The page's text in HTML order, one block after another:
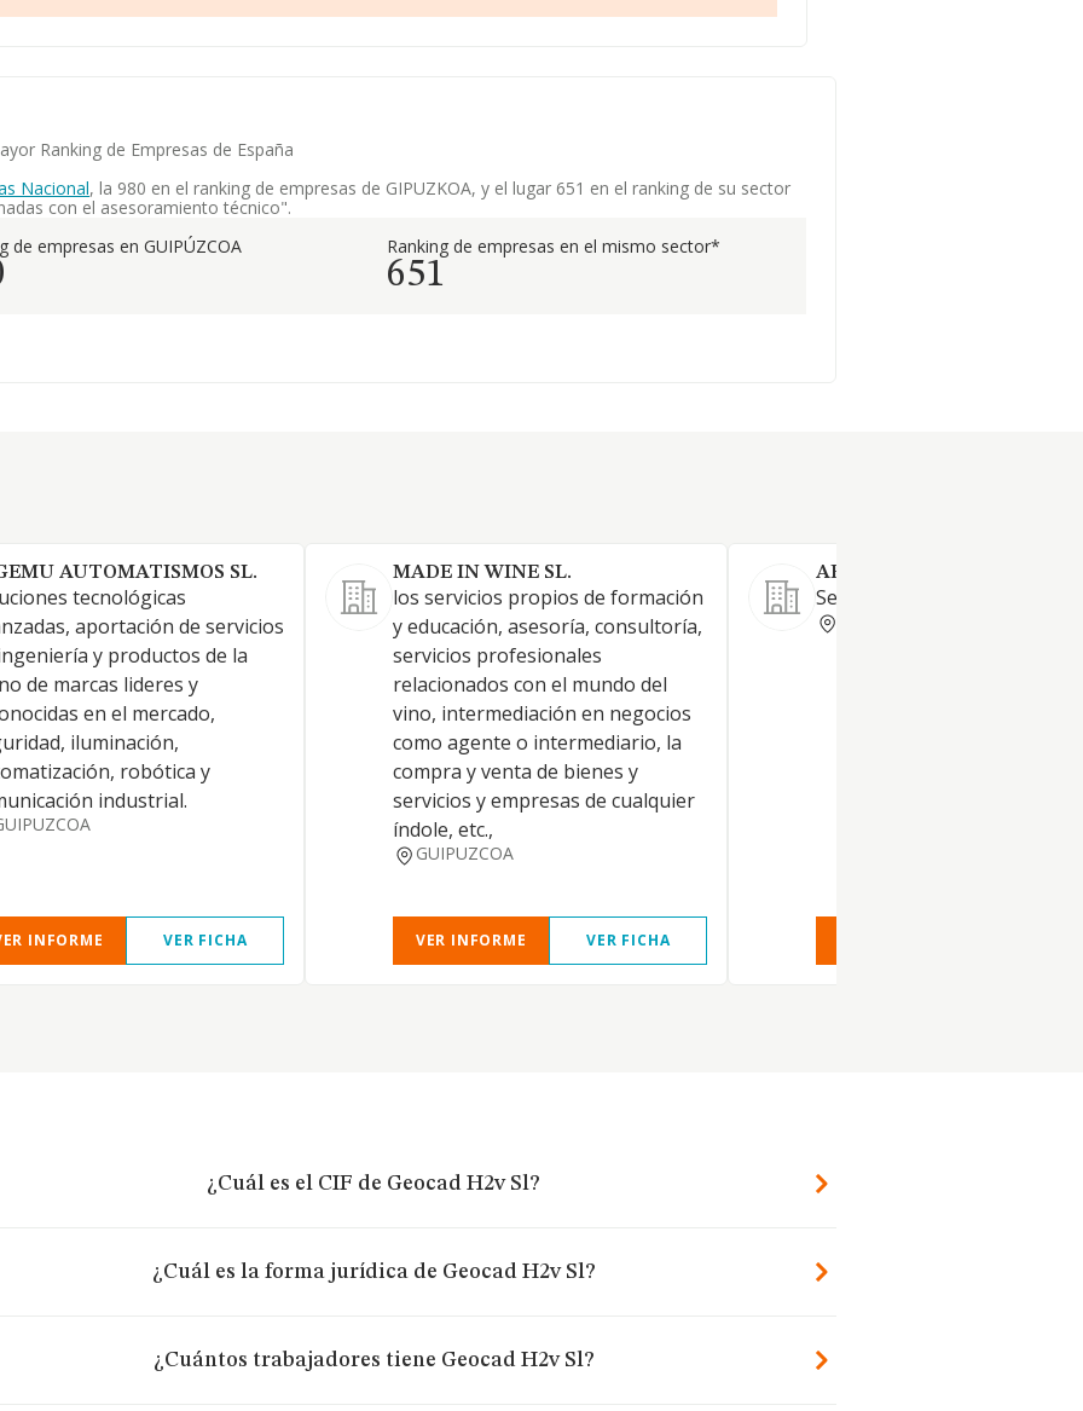
Ranking de Empresas de España
Nacional, la 980 en el ranking de empresas de GIPUZKOA, y el lugar 651 en el ranking de su sector
con el asesoramiento técnico".
de empresas en GUIPÚZCOA Ranking de empresas en el mismo sector*
651
AUTOMATISMOS SL.
tecnológicas
aportación de servicios
y productos de la
de marcas lideres y
en el mercado,
iluminación,
robótica y
industrial.
INFORME VER FICHA
MADE IN WINE SL.
los servicios propios de formación
y educación, asesoría, consultoría,
servicios profesionales
relacionados con el mundo del
vino, intermediación en negocios
como agente o intermediario, la
compra y venta de bienes y
servicios y empresas de cualquier
índole, etc.,
GUIPUZCOA
VER INFORME VER FICHA
ABALTZISKETA LOGIKA SL
Servicios de Call Center.
¿Cuál es el CIF de Geocad H2v Sl?
¿Cuál es la forma jurídica de Geocad H2v Sl?
¿Cuántos trabajadores tiene Geocad H2v Sl?